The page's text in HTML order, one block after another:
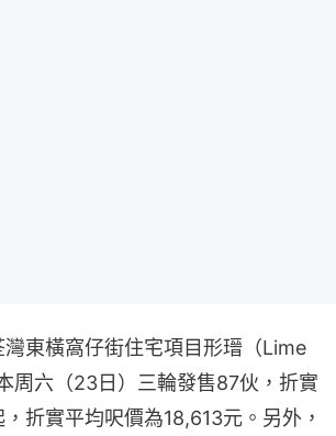
東橫窩仔街住宅項目形瑨（Lime
周六（23日）三輪發售87伙，折實
折實平均呎價為18,613元。另外，